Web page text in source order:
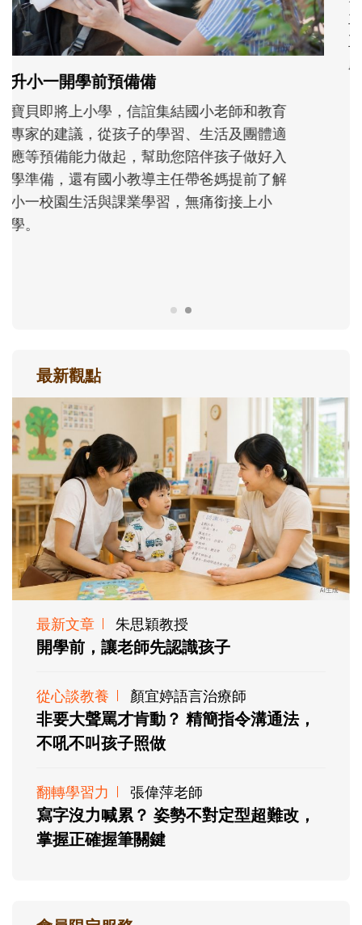
和孩子一起長大的那個男人│讀懂父親的
不同模樣
沒有人天生就擅長當爸爸！男人總是在一次
次「前所未有」的體驗中，跟著孩子一起長
大。從給予安全感的肢體遊戲，到獨立自
主、角色認同及解決問題的能力養成。爸爸
最新觀點
最新文章 朱思穎教授
開學前，讓老師先認識孩子
從心談教養 顏宜婷語言治療師
非要大聲罵才肯動？ 精簡指令溝通法，
不吼不叫孩子照做
翻轉學習力 張偉萍老師
寫字沒力喊累？ 姿勢不對定型超難改，
掌握正確握筆關鍵